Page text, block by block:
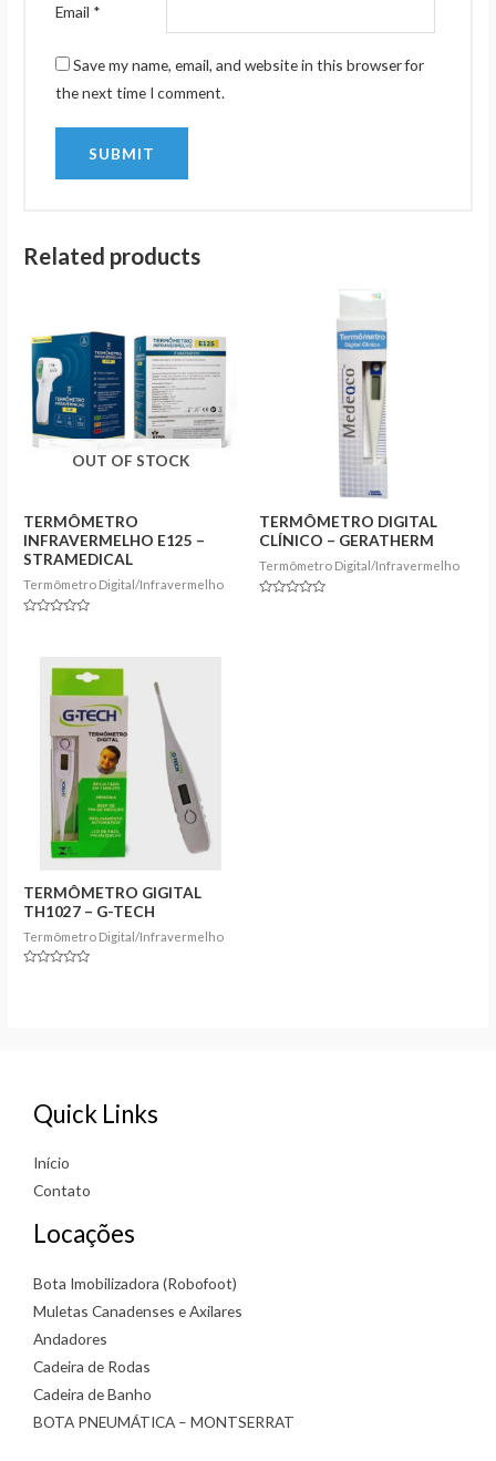
Email *
Save my name, email, and website in this browser for
the next time I comment.
Related products
OUT OF STOCK
TERMÔMETRO
INFRAVERMELHO E125 –
STRAMEDICAL
Termômetro Digital/Infravermelho
TERMÔMETRO DIGITAL
CLÍNICO – GERATHERM
Termômetro Digital/Infravermelho
TERMÔMETRO GIGITAL
TH1027 – G-TECH
Termômetro Digital/Infravermelho
Quick Links
Início
Contato
Locações
Bota Imobilizadora (Robofoot)
Muletas Canadenses e Axilares
Andadores
Cadeira de Rodas
Cadeira de Banho
BOTA PNEUMÁTICA – MONTSERRAT